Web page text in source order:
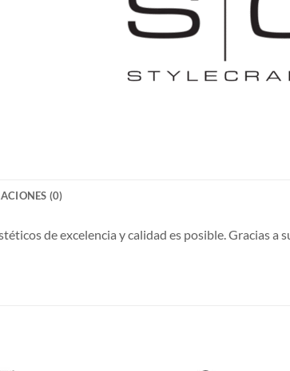
(0)
de excelencia y calidad es posible. Gracias a